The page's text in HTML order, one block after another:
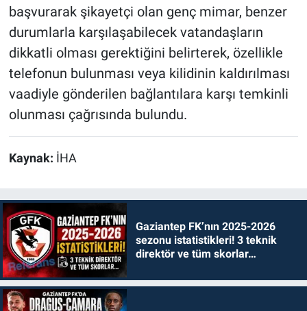
başvurarak şikayetçi olan genç mimar, benzer
durumlarla karşılaşabilecek vatandaşların
dikkatli olması gerektiğini belirterek, özellikle
telefonun bulunması veya kilidinin kaldırılması
vaadiyle gönderilen bağlantılara karşı temkinli
olunması çağrısında bulundu.
Kaynak: İHA
Gaziantep FK’nın 2025-2026
sezonu istatistikleri! 3 teknik
direktör ve tüm skorlar…